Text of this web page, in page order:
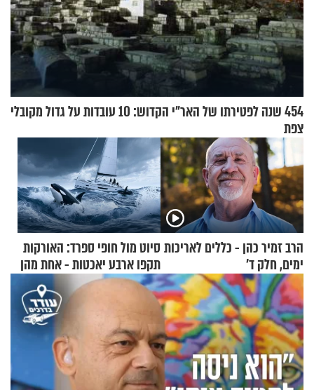
454 שנה לפטירתו של האר"י הקדוש: 10 עובדות על גדול מקובלי
צפת
הרב זמיר כהן - כללים לאריכות
ימים, חלק ד’
סיוט מול חופי ספרד: האורקות
תקפו ארבע יאכטות - אחת מהן
טבעה